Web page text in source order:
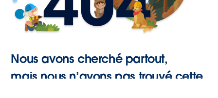
Nous avons cherché partout,
mais nous n’avons pas trouvé cette